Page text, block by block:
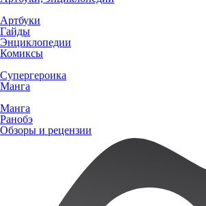
Артбуки
Гайды
Энциклопедии
Комиксы
Супергероика
Манга
Манга
Ранобэ
Обзоры и рецензии